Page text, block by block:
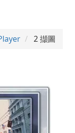
2 擷圖